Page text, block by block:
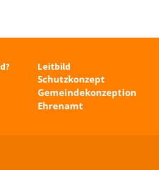
Leitbild
Schutzkonzept
Gemeindekonzeption
Ehrenamt